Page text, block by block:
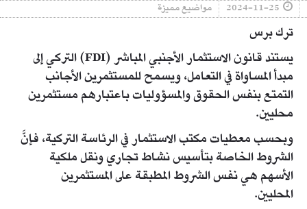
2024-11-25 مواضيع مميزة
ترك برس
يستند قانون الاستثمار الأجنبي المباشر (FDI) التركي إلى
مبدأ المساواة في التعامل، ويسمح للمستثمرين الأجانب
التمتع بنفس الحقوق والمسؤوليات باعتبارهم مستثمرين
محليين.
وبحسب معطيات مكتب الاستثمار في الرئاسة التركية، فإنَّ
الشروط الخاصة بتأسيس نشاط تجاري ونقل ملكية
الأسهم هي نفس الشروط المطبقة على المستثمرين
المحليين.